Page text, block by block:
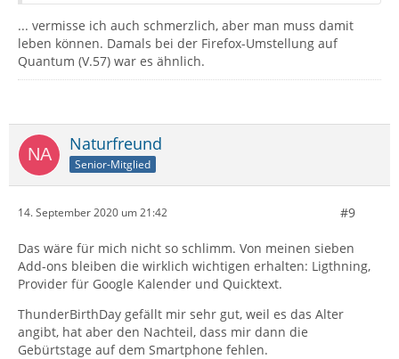
... vermisse ich auch schmerzlich, aber man muss damit
leben können. Damals bei der Firefox-Umstellung auf
Quantum (V.57) war es ähnlich.
Naturfreund
Senior-Mitglied
14. September 2020 um 21:42 #9
Das wäre für mich nicht so schlimm. Von meinen sieben
Add-ons bleiben die wirklich wichtigen erhalten: Ligthning,
Provider für Google Kalender und Quicktext.
ThunderBirthDay gefällt mir sehr gut, weil es das Alter
angibt, hat aber den Nachteil, dass mir dann die
Gebürtstage auf dem Smartphone fehlen.